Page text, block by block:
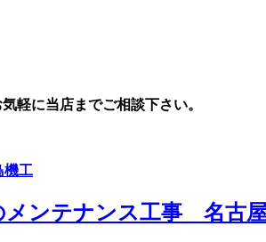
軽に当店までご相談下さい。
機工
メンテナンス工事 名古